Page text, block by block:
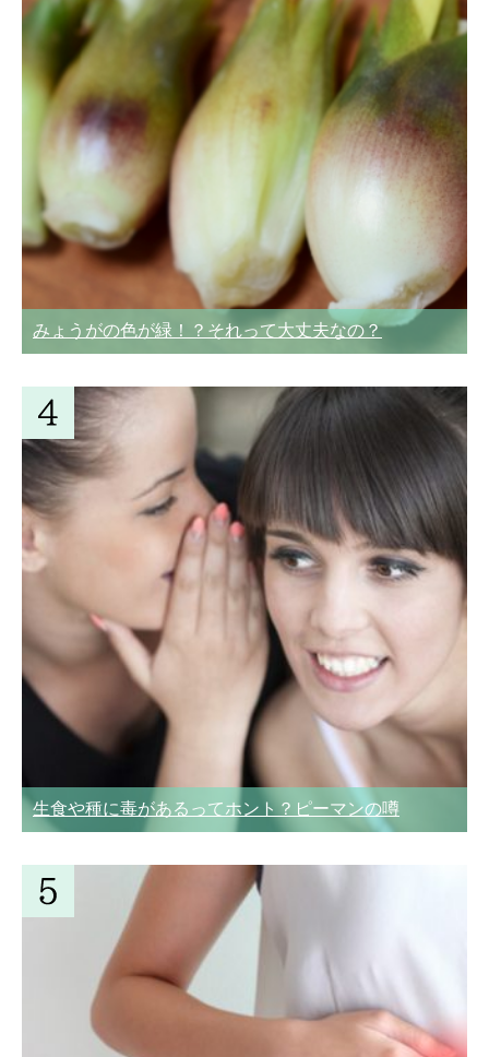
みょうがの色が緑！？それって大丈夫なの？
生食や種に毒があるってホント？ピーマンの噂